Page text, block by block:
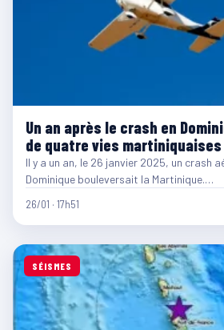
Un an après le crash en
de quatre vies martiniquaises
Il y a un an, le 26 janvier 2025, un crash
Dominique bouleversait la Martinique.…
26/01 · 17h51
SÉISMES